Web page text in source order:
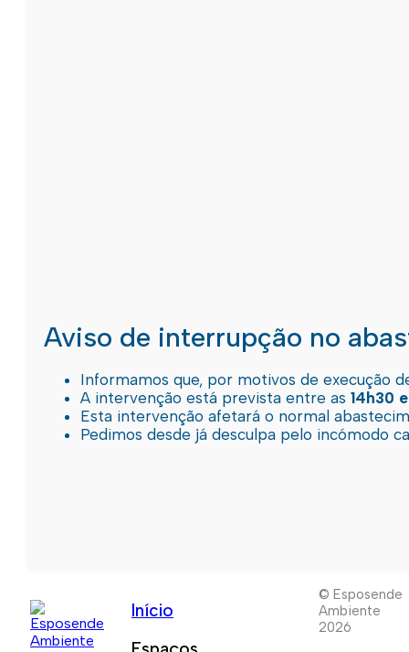
Aviso de interrupção no
Informamos que, por motivos de execução
A intervenção está prevista entre as 14h30
Esta intervenção afetará o normal
Pedimos desde já desculpa pelo incómodo
Início
© Esposende
Ambiente
2026